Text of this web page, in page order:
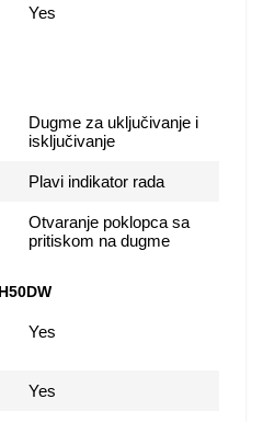
Yes
Dugme za uključivanje i
isključivanje
Plavi indikator rada
Otvaranje poklopca sa
pritiskom na dugme
Yes
Yes